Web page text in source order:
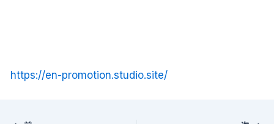
https://en-promotion.studio.site/